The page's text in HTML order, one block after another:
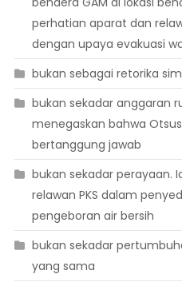
perhatian aparat dan
dengan upaya evakuasi
bukan sebagai retorika
bukan sekadar anggaran
menegaskan bahwa
bertanggung jawab
bukan sekadar perayaan.
relawan PKS dalam
pengeboran air bersih
bukan sekadar
yang sama